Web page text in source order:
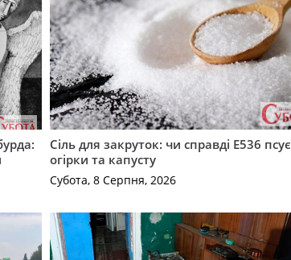
Сіль для закруток: чи справді Е536 псує
огірки та капусту
Субота, 8 Серпня, 2026